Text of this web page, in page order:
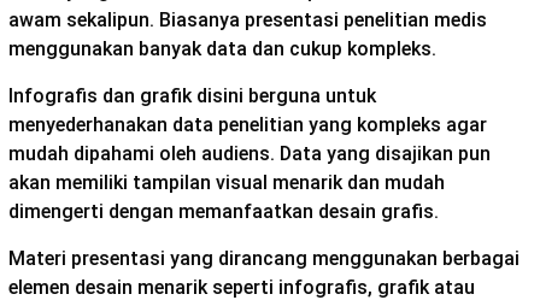
awam sekalipun. Biasanya presentasi penelitian medis
menggunakan banyak data dan cukup kompleks.
Infografis dan grafik disini berguna untuk
menyederhanakan data penelitian yang kompleks agar
mudah dipahami oleh audiens. Data yang disajikan pun
akan memiliki tampilan visual menarik dan mudah
dimengerti dengan memanfaatkan desain grafis.
Materi presentasi yang dirancang menggunakan berbagai
elemen desain menarik seperti infografis, grafik atau